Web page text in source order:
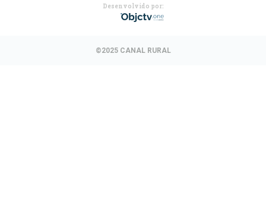
Desenvolvido por:
©2025 CANAL RURAL